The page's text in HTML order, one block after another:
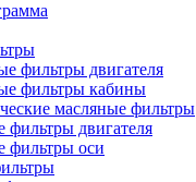
фильтры двигателя
фильтры кабины
масляные фильтры
фильтры двигателя
фильтры оси